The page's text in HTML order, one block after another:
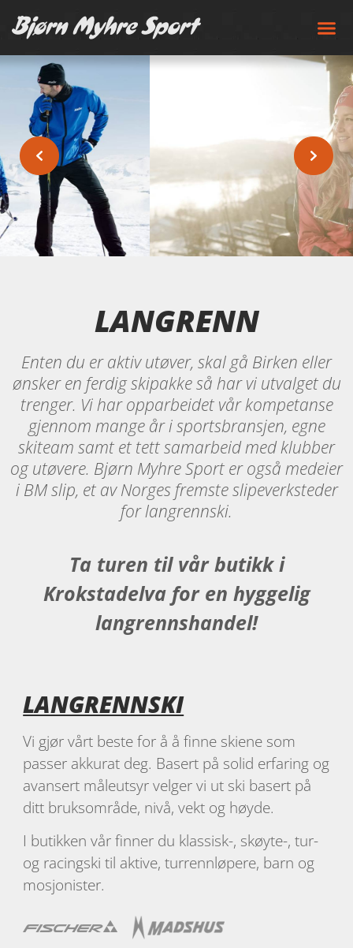
LANGRENN
Enten du er aktiv utøver, skal gå Birken eller
ønsker en ferdig skipakke så har vi utvalget du
trenger. Vi har opparbeidet vår kompetanse
gjennom mange år i sportsbransjen, egne
skiteam samt et tett samarbeid med klubber
og utøvere. Bjørn Myhre Sport er også medeier
i BM slip, et av Norges fremste slipeverksteder
for langrennski.
Ta turen til vår butikk i
Krokstadelva for en hyggelig
langrennshandel!
LANGRENNSKI
Vi gjør vårt beste for å å finne skiene som
passer akkurat deg. Basert på solid erfaring og
avansert måleutsyr velger vi ut ski basert på
ditt bruksområde, nivå, vekt og høyde.
I butikken vår finner du klassisk-, skøyte-, tur-
og racingski til aktive, turrennløpere, barn og
mosjonister.